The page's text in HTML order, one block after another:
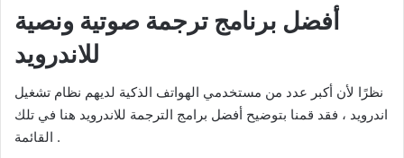
أفضل برنامج ترجمة صوتية ونصية
للاندرويد
نظرًا لأن أكبر عدد من مستخدمي الهواتف الذكية لديهم نظام تشغيل
اندرويد ، فقد قمنا بتوضيح أفضل برامج الترجمة للاندرويد هنا في تلك
القائمة .